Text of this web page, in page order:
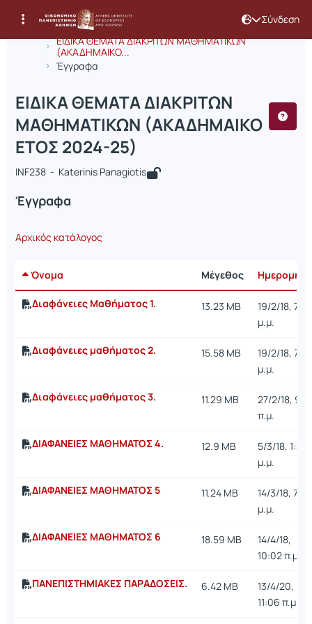
Σύνδεση
Αρχική Σελίδα
ΕΙΔΙΚΑ ΘΕΜΑΤΑ ΔΙΑΚΡΙΤΩΝ ΜΑΘΗΜΑΤΙΚΩΝ
(ΑΚΑΔΗΜΑΙΚΟ...
Έγγραφα
Μάθημα : ΕΙΔΙΚΑ ΘΕΜΑΤΑ
Κωδικός : INF238
ΕΙΔΙΚΑ ΘΕΜΑΤΑ ΔΙΑΚΡΙΤΩΝ
ΜΑΘΗΜΑΤΙΚΩΝ (ΑΚΑΔΗΜΑΙΚΟ
ΕΤΟΣ 2024-25)
INF238 - Katerinis Panagiotis
Έγγραφα
Αρχικός κατάλογος
Όνομα Μέγεθος
Διαφάνειες Μαθήματος 1. 13.23 MB
19/2/18, 7:55
μ.μ.
Διαφάνειες μαθήματος 2. 15.58 MB
19/2/18, 7:57
μ.μ.
Διαφάνειες μαθήματος 3. 11.29 MB
27/2/18, 9:12
π.μ.
ΔΙΑΦΑΝΕΙΕΣ ΜΑΘΗΜΑΤΟΣ 4. 12.9 MB
5/3/18, 1:44
μ.μ.
ΔΙΑΦΑΝΕΙΕΣ ΜΑΘΗΜΑΤΟΣ 5 11.24 MB
14/3/18, 7:46
μ.μ.
ΔΙΑΦΑΝΕΙΕΣ ΜΑΘΗΜΑΤΟΣ 6 18.59 MB
14/4/18,
10:02 π.μ.
ΠΑΝΕΠΙΣΤΗΜΙΑΚΕΣ ΠΑΡΑΔΟΣΕΙΣ. 6.42 MB
13/4/20,
11:06 π.μ.